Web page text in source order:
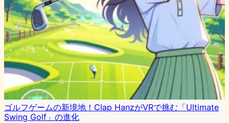
ゴルフゲームの新境地！Clap HanzがVRで挑む「Ultimate
Swing Golf」の進化